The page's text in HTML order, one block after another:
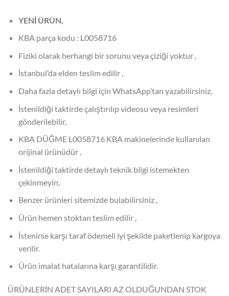
YENİ ÜRÜN,
KBA parça kodu : L0058716
Fiziki olarak herhangi bir sorunu veya çiziği yoktur ,
İstanbul’da elden teslim edilir ,
Daha fazla detaylı bilgi için WhatsApp’tan yazabilirsiniz,
İstenildiği taktirde çalıştırılıp videosu veya resimleri
gönderilebilir,
KBA DÜĞME L0058716 KBA makinelerinde kullanılan
orijinal ürünüdür ,
İstenildiği taktirde detaylı teknik bilgi istemekten
çekinmeyin,
Benzer ürünleri sitemizde bulabilirsiniz ,
Ürün hemen stoktan teslim edilir ,
İstenirse karşı taraf ödemeli iyi şekilde paketlenip kargoya
verilir.
Ürün imalat hatalarına karşı garantilidir.
ÜRÜNLERİN ADET SAYILARI AZ OLDUĞUNDAN STOK